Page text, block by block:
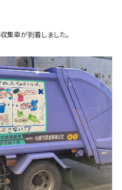
集車が到着しました。